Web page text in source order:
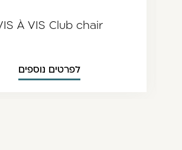
À VIS Club chair
לפרטים נוספים